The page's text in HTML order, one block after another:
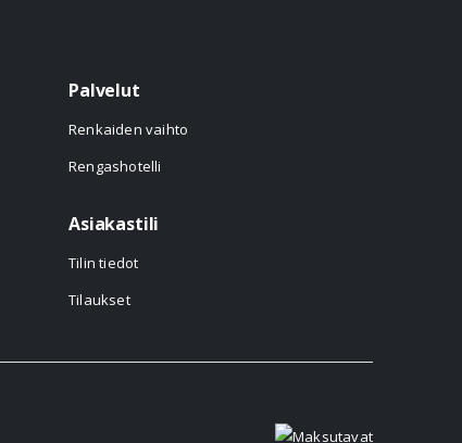
Palvelut
Renkaiden vaihto
Rengashotelli
Asiakastili
Tilin tiedot
Tilaukset